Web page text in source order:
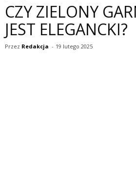
CZY ZIELONY
JEST ELEGANCKI?
Przez Redakcja - 19 lutego 2025